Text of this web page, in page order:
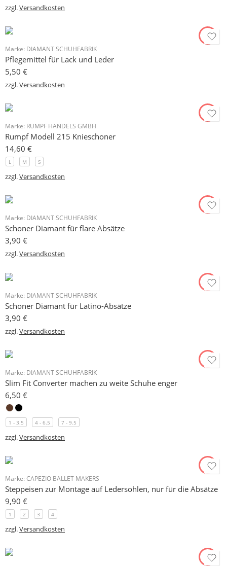
zzgl.Versandkosten
Marke: DIAMANT SCHUHFABRIK
Pflegemittel für Lack und Leder
5,50 €
zzgl.Versandkosten
Marke: RUMPF HANDELS GMBH
Rumpf Modell 215 Knieschoner
14,60 €
L M S
zzgl.Versandkosten
Marke: DIAMANT SCHUHFABRIK
Schoner Diamant für flare Absätze
3,90 €
zzgl.Versandkosten
Marke: DIAMANT SCHUHFABRIK
Schoner Diamant für Latino-Absätze
3,90 €
zzgl.Versandkosten
Marke: DIAMANT SCHUHFABRIK
Slim Fit Converter machen zu weite Schuhe enger
6,50 €
1 - 3.5 4 - 6.5 7 - 9.5
zzgl.Versandkosten
Marke: CAPEZIO BALLET MAKERS
Steppeisen zur Montage auf Ledersohlen, nur für die Absätze
9,90 €
1 2 3 4
zzgl.Versandkosten